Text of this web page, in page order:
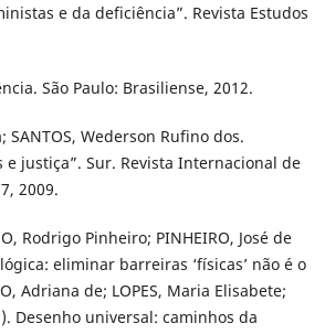
e da deficiência”. Revista Estudos
São Paulo: Brasiliense, 2012.
SANTOS, Wederson Rufino dos.
justiça”. Sur. Revista Internacional de
2009.
Rodrigo Pinheiro; PINHEIRO, José de
eliminar barreiras ‘físicas’ não é o
Adriana de; LOPES, Maria Elisabete;
Desenho universal: caminhos da